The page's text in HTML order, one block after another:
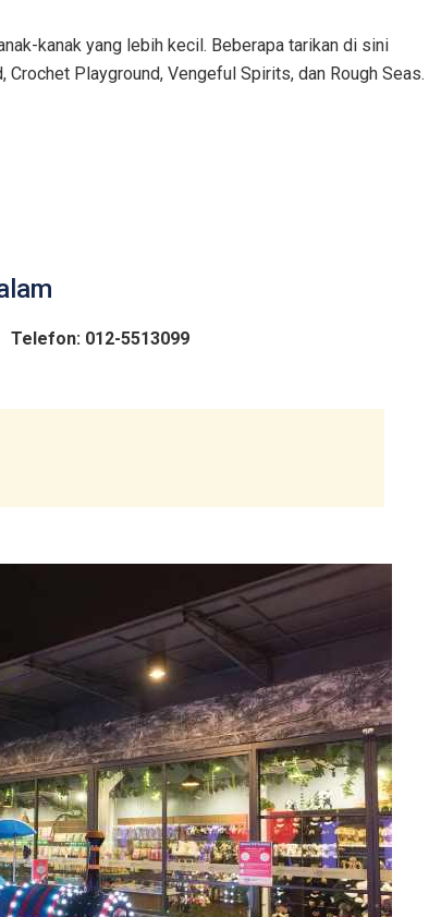
kanak yang lebih kecil. Beberapa tarikan di sini
Crochet Playground, Vengeful Spirits, dan Rough Seas.
Telefon: 012-5513099